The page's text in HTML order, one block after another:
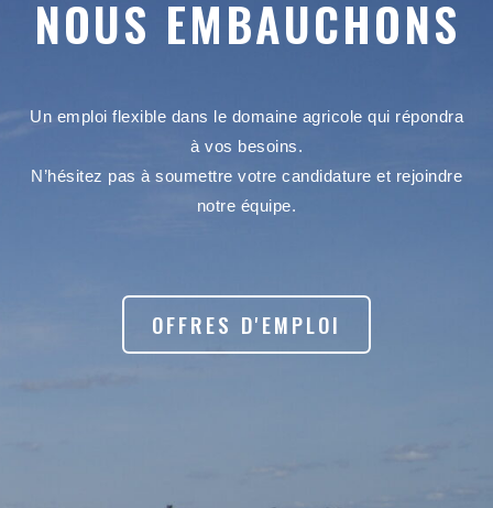
NOUS EMBAUCHONS
Un emploi flexible dans le domaine agricole qui répondra
à vos besoins.
N’hésitez pas à soumettre votre candidature et rejoindre
notre équipe.
OFFRES D'EMPLOI